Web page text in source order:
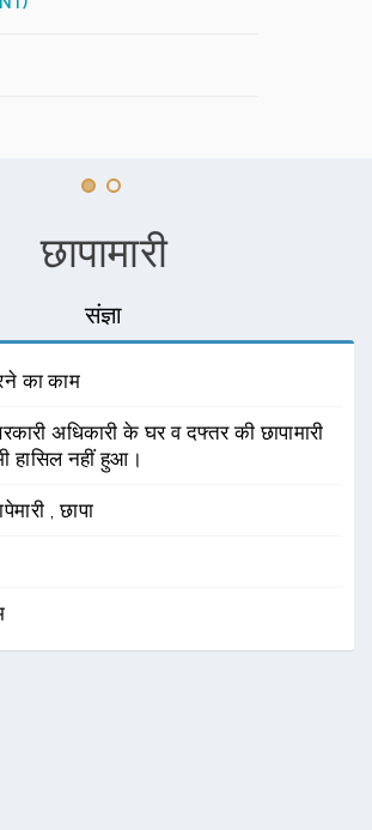
छापामारी
संज्ञा
का काम
अधिकारी के घर व दफ्तर की छापामारी
हासिल नहीं हुआ।
,छापा